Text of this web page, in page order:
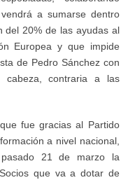
a sumarse dentro
del 20% de las ayudas al
Europea y que impide
de Pedro Sánchez con
cabeza, contraria a las
fue gracias al Partido
a nivel nacional,
21 de marzo la
que va a dotar de